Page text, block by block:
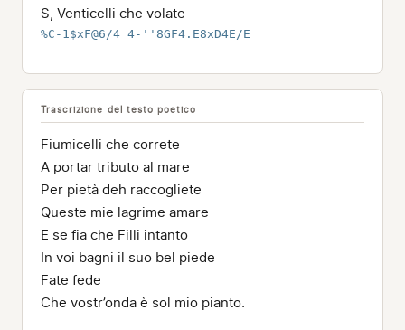
S, Venticelli che volate
%C-1$xF@6/4 4-''8GF4.E8xD4E/E
Trascrizione del testo poetico
Fiumicelli che correte
A portar tributo al mare
Per pietà deh raccogliete
Queste mie lagrime amare
E se fia che Filli intanto
In voi bagni il suo bel piede
Fate fede
Che vostr’onda è sol mio pianto.